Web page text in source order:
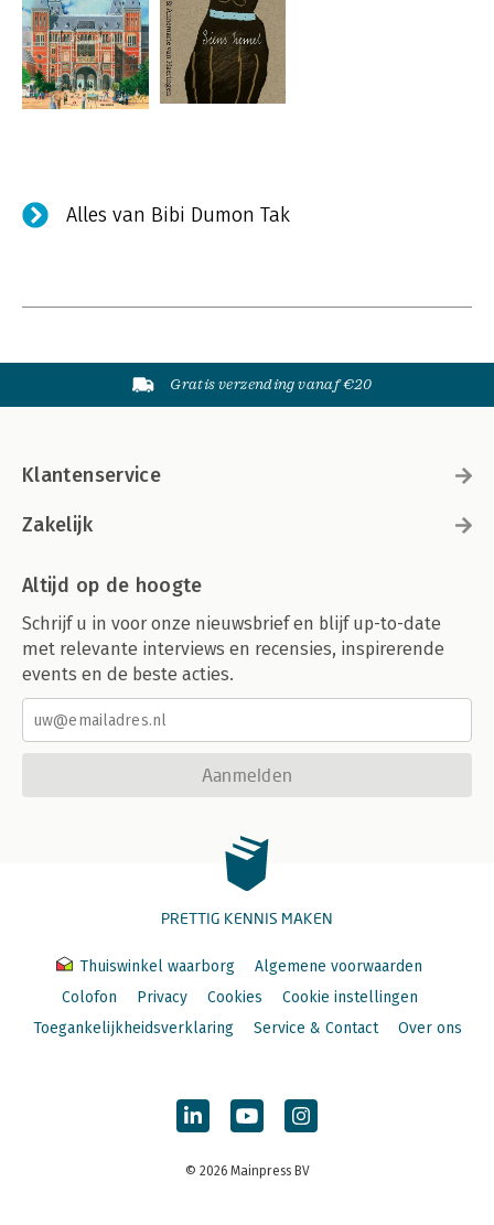
Alles van Bibi Dumon Tak
Gratis verzending vanaf €20
Klantenservice
Zakelijk
Altijd op de hoogte
Schrijf u in voor onze nieuwsbrief en blijf up-to-date
met relevante interviews en recensies, inspirerende
events en de beste acties.
Aanmelden
PRETTIG KENNIS MAKEN
Thuiswinkel waarborg
Algemene voorwaarden
Colofon
Privacy Cookies
Cookie instellingen
Toegankelijkheidsverklaring
Service & Contact Over ons
© 2026 Mainpress BV